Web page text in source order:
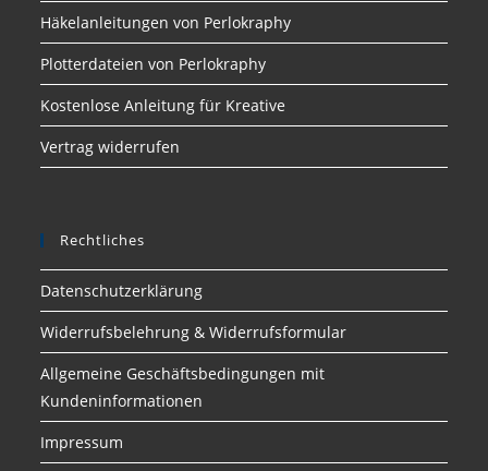
Häkelanleitungen von Perlokraphy
Plotterdateien von Perlokraphy
Kostenlose Anleitung für Kreative
Vertrag widerrufen
Rechtliches
Datenschutzerklärung
Widerrufsbelehrung & Widerrufsformular
Allgemeine Geschäftsbedingungen mit
Kundeninformationen
Impressum